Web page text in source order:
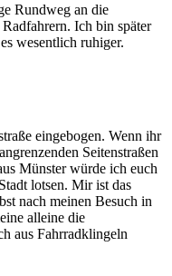
Rundweg an die
Ich bin später
wesentlich ruhiger.
eingebogen. Wenn ihr
Seitenstraßen
Münster würde ich euch
lotsen. Mir ist das
nach meinen Besuch in
alleine die
aus Fahrradklingeln